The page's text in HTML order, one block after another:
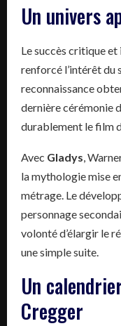
Un univers
Le succès critique
renforcé l’intérêt du
reconnaissance
dernière cérémonie
durablement le film
Avec Gladys ,
la mythologie mise
métrage. Le
personnage
volonté d’élargir le
une simple suite.
Un
Cregger